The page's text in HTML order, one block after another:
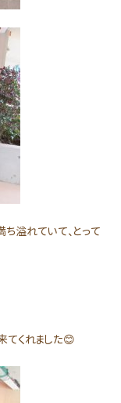
溢れていて、とって
てくれました😊